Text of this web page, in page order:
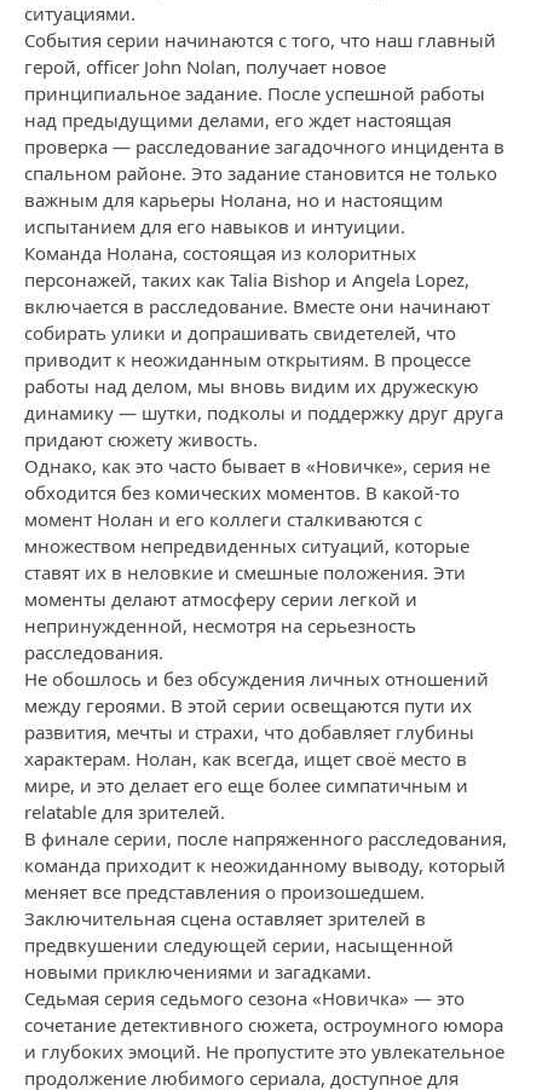
ситуациями.
События серии начинаются с того, что наш главный
герой, officer John Nolan, получает новое
принципиальное задание. После успешной работы
над предыдущими делами, его ждет настоящая
проверка — расследование загадочного инцидента в
спальном районе. Это задание становится не только
важным для карьеры Нолана, но и настоящим
испытанием для его навыков и интуиции.
Команда Нолана, состоящая из колоритных
персонажей, таких как Talia Bishop и Angela Lopez,
включается в расследование. Вместе они начинают
собирать улики и допрашивать свидетелей, что
приводит к неожиданным открытиям. В процессе
работы над делом, мы вновь видим их дружескую
динамику — шутки, подколы и поддержку друг друга
придают сюжету живость.
Однако, как это часто бывает в «Новичке», серия не
обходится без комических моментов. В какой-то
момент Нолан и его коллеги сталкиваются с
множеством непредвиденных ситуаций, которые
ставят их в неловкие и смешные положения. Эти
моменты делают атмосферу серии легкой и
непринужденной, несмотря на серьезность
расследования.
Не обошлось и без обсуждения личных отношений
между героями. В этой серии освещаются пути их
развития, мечты и страхи, что добавляет глубины
характерам. Нолан, как всегда, ищет своё место в
мире, и это делает его еще более симпатичным и
relatable для зрителей.
В финале серии, после напряженного расследования,
команда приходит к неожиданному выводу, который
меняет все представления о произошедшем.
Заключительная сцена оставляет зрителей в
предвкушении следующей серии, насыщенной
новыми приключениями и загадками.
Седьмая серия седьмого сезона «Новичка» — это
сочетание детективного сюжета, остроумного юмора
и глубоких эмоций. Не пропустите это увлекательное
продолжение любимого сериала, доступное для